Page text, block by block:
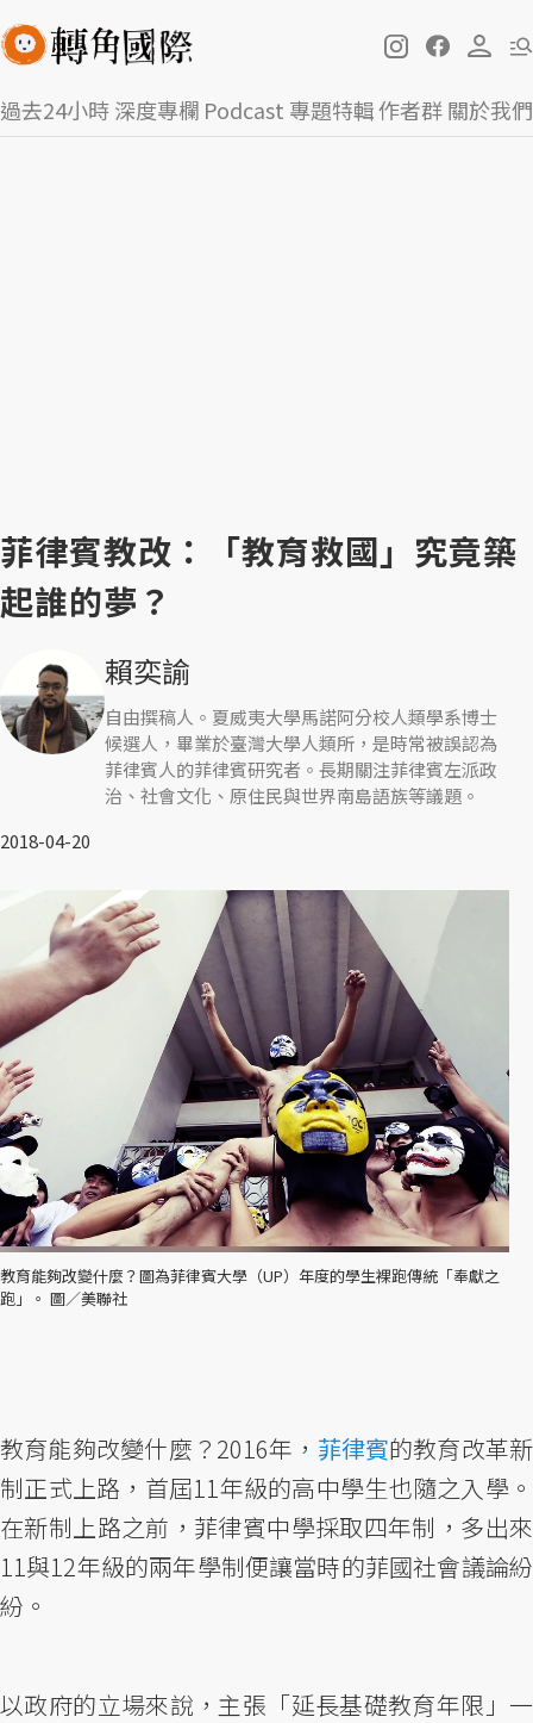
過去24小時深度專欄 Podcast 專題特輯作者群關於我們
菲律賓教改：「教育救國」究竟築
起誰的夢？
賴奕諭
自由撰稿人。夏威夷大學馬諾阿分校人類學系博士
候選人，畢業於臺灣大學人類所，是時常被誤認為
菲律賓人的菲律賓研究者。長期關注菲律賓左派政
治、社會文化、原住民與世界南島語族等議題。
2018-04-20
教育能夠改變什麼？圖為菲律賓大學（UP）年度的學生裸跑傳統「奉獻之
跑」。 圖／美聯社
教育能夠改變什麼？2016年， 菲律賓的教育改革新
制正式上路，首屆11年級的高中學生也隨之入學。
在新制上路之前，菲律賓中學採取四年制，多出來
11與12年級的兩年學制便讓當時的菲國社會議論紛
紛。
以政府的立場來說，主張「延長基礎教育年限」一